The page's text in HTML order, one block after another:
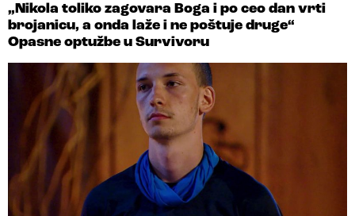
„Nikola toliko zagovara Boga i po ceo dan vrti
brojanicu, a onda laže i ne poštuje druge“
Opasne optužbe u Survivoru